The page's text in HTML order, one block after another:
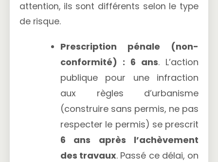
attention, ils sont différents selon le type
de risque.
Prescription pénale (non-
conformité) : 6 ans. L’action
publique pour une infraction
aux règles d’urbanisme
(construire sans permis, ne pas
respecter le permis) se prescrit
6 ans après l’achèvement
des travaux. Passé ce délai, on